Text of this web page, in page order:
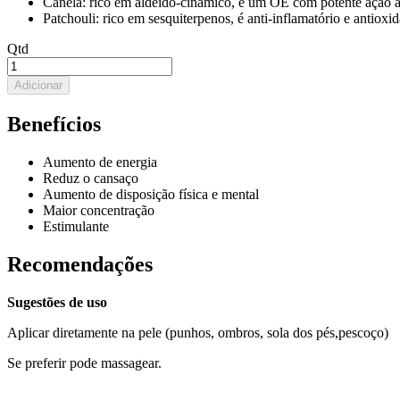
Patchouli: rico em sesquiterpenos, é anti-inflamatório e
Qtd
Adicionar
Benefícios
Aumento de energia
Reduz o cansaço
Aumento de disposição física e mental
Maior concentração
Estimulante
Recomendações
Sugestões de uso
Aplicar diretamente na pele (punhos, ombros, sola dos pés,pescoço)
Se preferir pode massagear.